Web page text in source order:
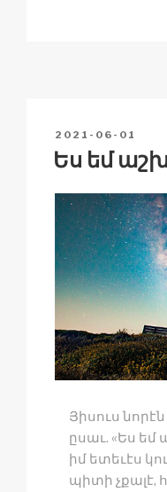
n
k
k
POSTED
ON
2021-06-01
Ես եմ
Յիսուս
ըսաւ. «Ես եմ
իմ ետեւէս
պիտի չքալէ,